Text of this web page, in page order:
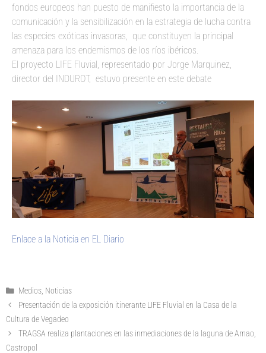
fondos europeos han puesto de manifiesto la importancia de la
comunicación y la sensibilización en la estrategia de lucha contra
las especies exóticas invasoras, que constituyen la principal
amenaza para los endemismos de los ríos ibéricos.
El proyecto LIFE Fluvial, representado por Jorge Marquinez,
director del INDUROT, estuvo presente en este debate
Enlace a la Noticia en EL Diario
Medios Noticias
Presentación de la exposición itinerante LIFE Fluvial en la Casa de la
Cultura de Vegadeo
TRAGSA realiza plantaciones en las inmediaciones de la laguna de Arnao,
Castropol